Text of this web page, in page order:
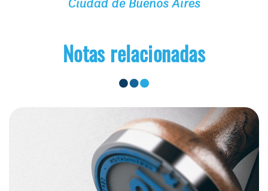
Notas relacionadas